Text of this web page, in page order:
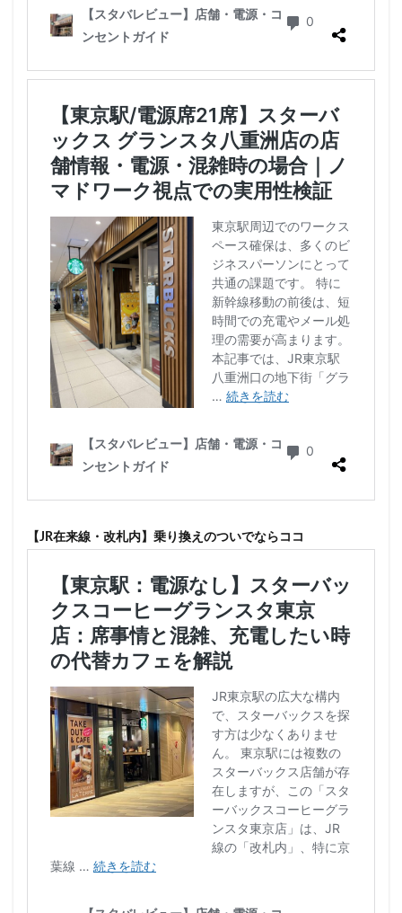
【JR在来線・改札内】乗り換えのついでならココ